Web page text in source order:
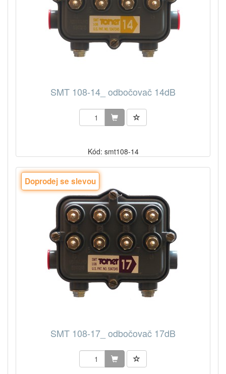
SMT 108-14_ odbočovač 14dB
Kód: smt108-14
Doprodej se slevou
SMT 108-17_ odbočovač 17dB